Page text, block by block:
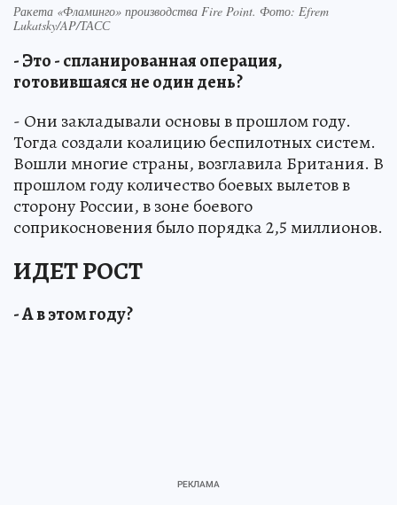
Ракета «Фламинго» производства Fire Point. Фото: Efrem
Lukatsky/AP/ТАСС
- Это - спланированная операция,
готовившаяся не один день?
- Они закладывали основы в прошлом году.
Тогда создали коалицию беспилотных систем.
Вошли многие страны, возглавила Британия. В
прошлом году количество боевых вылетов в
сторону России, в зоне боевого
соприкосновения было порядка 2,5 миллионов.
ИДЕТ РОСТ
- А в этом году?